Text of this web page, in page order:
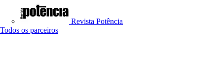
Revista Potência
Todos os parceiros